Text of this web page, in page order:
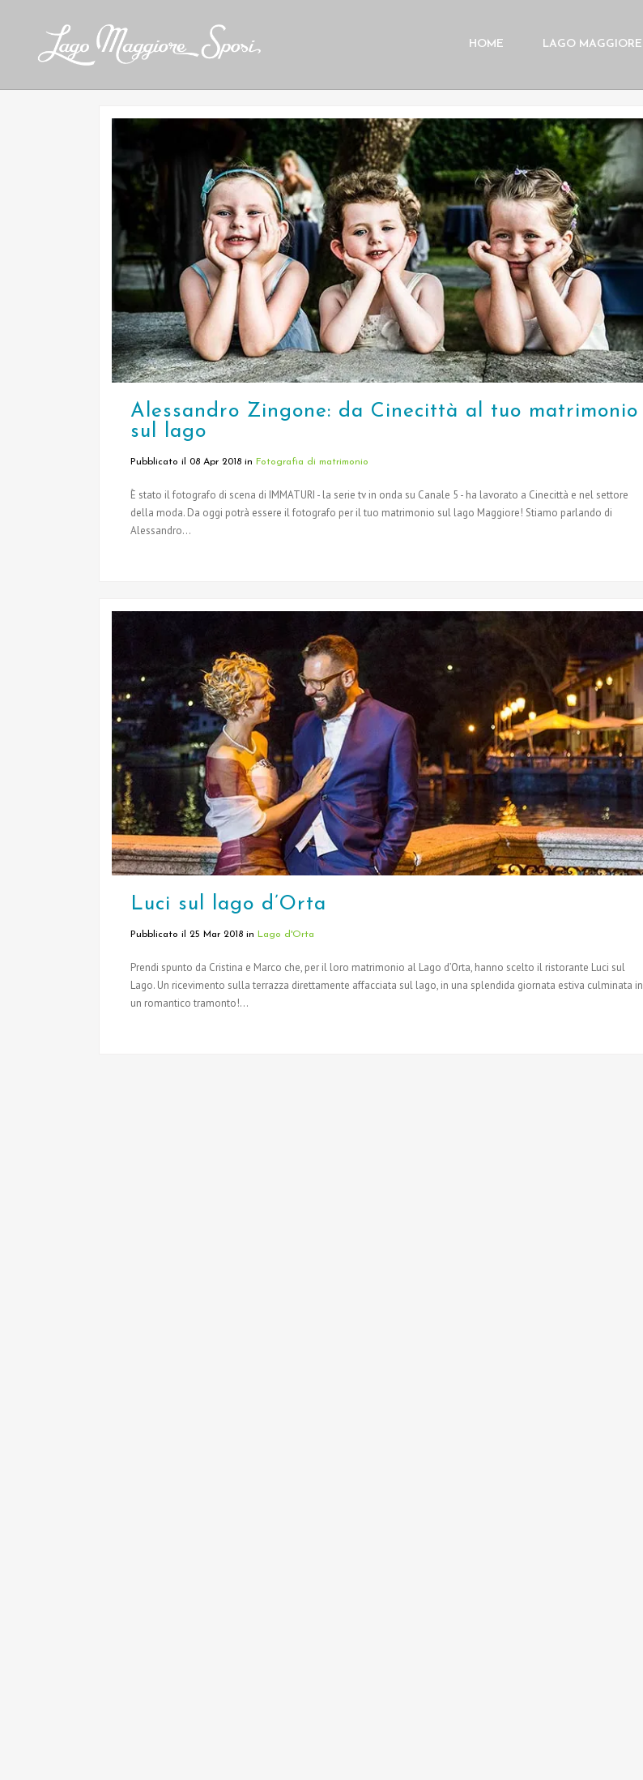
HOME LAGO MAGGIORE
Alessandro Zingone: da Cinecittà al tuo matrimonio
sul lago
Pubblicato il 08 Apr 2018 in Fotografia di matrimonio
È stato il fotografo di scena di IMMATURI - la serie tv in onda su Canale 5 - ha lavorato a Cinecittà e nel settore
della moda. Da oggi potrà essere il fotografo per il tuo matrimonio sul lago Maggiore! Stiamo parlando di
Alessandro...
Luci sul lago d’Orta
Pubblicato il 25 Mar 2018 in Lago d'Orta
Prendi spunto da Cristina e Marco che, per il loro matrimonio al Lago d’Orta, hanno scelto il ristorante Luci sul
Lago. Un ricevimento sulla terrazza direttamente affacciata sul lago, in una splendida giornata estiva culminata in
un romantico tramonto!...